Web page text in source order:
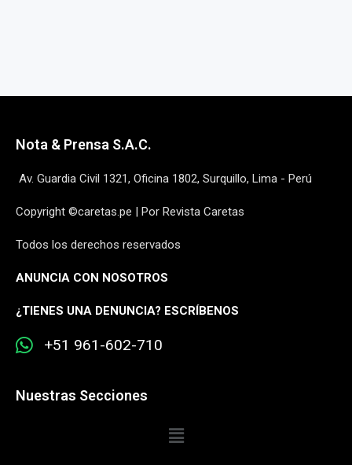
Nota & Prensa S.A.C.
Av. Guardia Civil 1321, Oficina 1802, Surquillo, Lima - Perú
Copyright ©caretas.pe | Por Revista Caretas
Todos los derechos reservados
ANUNCIA CON NOSOTROS
¿TIENES UNA DENUNCIA? ESCRÍBENOS
+51 961-602-710
Nuestras Secciones